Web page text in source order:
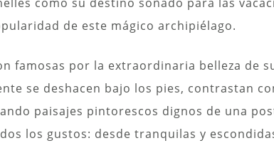
de este mágico archipiélago.
famosas por la extraordinaria belleza de
se deshacen bajo los pies, contrastan
paisajes pintorescos dignos de una
los gustos: desde tranquilas y